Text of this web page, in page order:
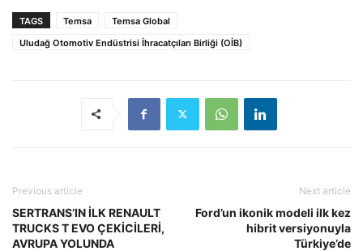
TAGS Temsa
Temsa Global
Uludağ Otomotiv Endüstrisi İhracatçıları Birliği (OİB)
Previous article
SERTRANS’IN İLK RENAULT
TRUCKS T EVO ÇEKİCİLERİ,
AVRUPA YOLUNDA
Next article
Ford’un ikonik modeli ilk kez
hibrit versiyonuyla
Türkiye’de